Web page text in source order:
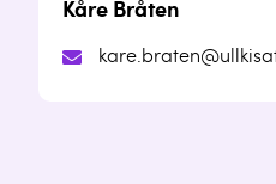
Kåre Bråten